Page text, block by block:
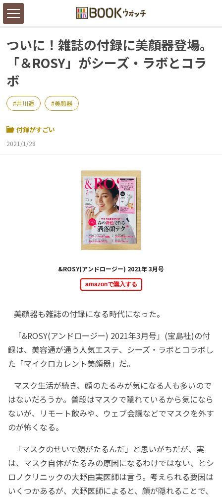
ついに！雑誌の付録に美顔器登場。
「＆ROSY」がシーズ・ラボとコラ
ボ
井川遥 美顔器
付録がすごい
2021/1/28
&ROSY(アンドロージー) 2021年 3月号
amazonで購入する
美顔器も雑誌の付録になる時代になった。
「&ROSY(アンドロージー) 2021年3月号」(宝島社)の付
録は、美容通が通う人気エステ、シーズ・ラボとコラボし
た「マイクロカレント美顔器」だ。
マスク生活が続き、顔のたるみが気になる人も多いので
はないだろうか。普段はマスクで隠れているから気になら
ないが、リモート飲みや、ウェブ会議などでマスクを外す
のが怖くなる。
「マスクのせいで顔がたるんだ」と思いがちだが、実
は、マスク自体がたるみの原因になるわけではない、とシ
ロノクリニックの大野由実医師は言う。考えられる要因は
いくつかあるが、大野医師によると、顔が隠れることで、